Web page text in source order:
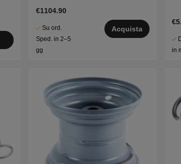
€1104.90
Su ord.
Sped. in 2–5
gg
Acquista
in